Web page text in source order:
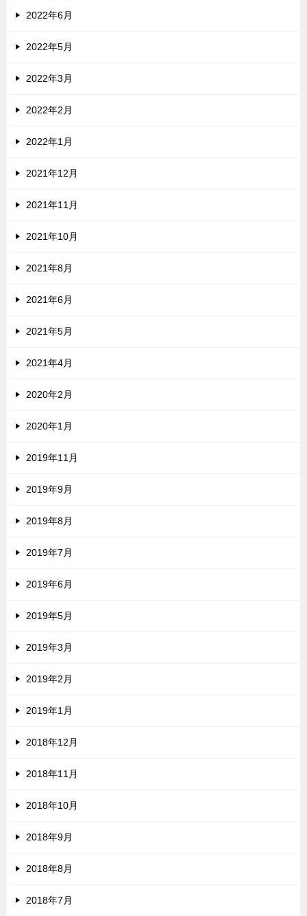
2022年6月
2022年5月
2022年3月
2022年2月
2022年1月
2021年12月
2021年11月
2021年10月
2021年8月
2021年6月
2021年5月
2021年4月
2020年2月
2020年1月
2019年11月
2019年9月
2019年8月
2019年7月
2019年6月
2019年5月
2019年3月
2019年2月
2019年1月
2018年12月
2018年11月
2018年10月
2018年9月
2018年8月
2018年7月